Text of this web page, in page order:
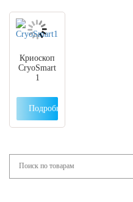
Криоскоп
CryoSmart
1
Подробнее